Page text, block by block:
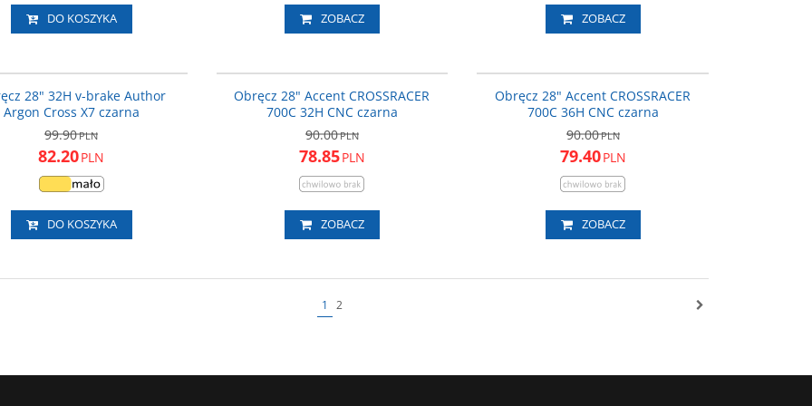
DO KOSZYKA ZOBACZ ZOBACZ
28" 32H v-brake Author
Argon Cross X7 czarna
99.90PLN
82.20PLN
DO KOSZYKA
Obręcz 28" Accent CROSSRACER
700C 32H CNC czarna
90.00PLN
78.85PLN
ZOBACZ
Obręcz 28" Accent CROSSRACER
700C 36H CNC czarna
90.00PLN
79.40PLN
ZOBACZ
1 2